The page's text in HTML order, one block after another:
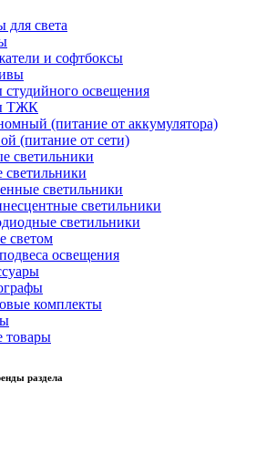
для света
и софтбоксы
освещения
ТЖК
(питание от аккумулятора)
(питание от сети)
светильники
светильники
светильники
светильники
светом
освещения
комплекты
товары
раздела